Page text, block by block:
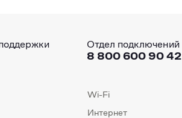
Отдел подключений
8 800 600 90 42
Wi-Fi
Интернет